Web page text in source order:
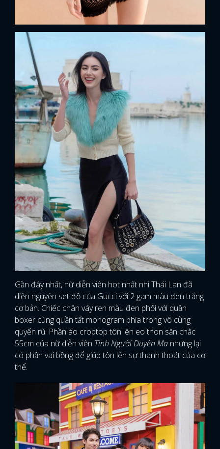
Gần đây nhất, nữ diễn viên hot nhất nhì Thái Lan đã
diện nguyên set đồ của Gucci với 2 gam màu đen trắng
cơ bản. Chiếc chân váy ren màu đen phối với quần
boxer cùng quần tất monogram phía trong vô cùng
quyến rũ. Phần áo croptop tôn lên eo thon săn chắc
55cm của nữ diễn viên Tình Người Duyên Ma nhưng lại
có phần vai bồng để giúp tôn lên sự thanh thoát của cơ
thể.